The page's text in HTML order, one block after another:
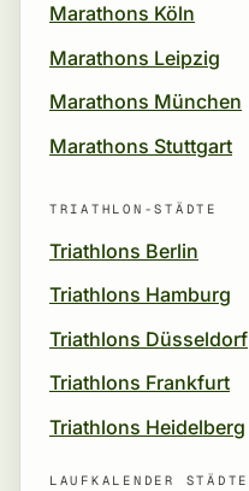
Marathons Köln
Marathons Leipzig
Marathons München
Marathons Stuttgart
TRIATHLON-STÄDTE
Triathlons Berlin
Triathlons Hamburg
Triathlons Düsseldorf
Triathlons Frankfurt
Triathlons Heidelberg
LAUFKALENDER STÄDTE